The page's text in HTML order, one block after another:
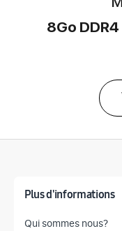
8Go
Plus d'informations
Qui sommes nous?